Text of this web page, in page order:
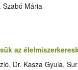
Szabó Mária
az
Dr. Kasza Gyula,